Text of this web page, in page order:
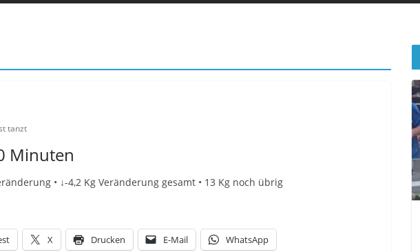
tanzt
Minuten
• ↓-4,2 Kg Veränderung gesamt • 13 Kg noch übrig
X Drucken E-Mail WhatsApp